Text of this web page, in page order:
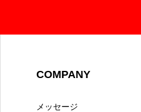
COMPANY
メッセージ